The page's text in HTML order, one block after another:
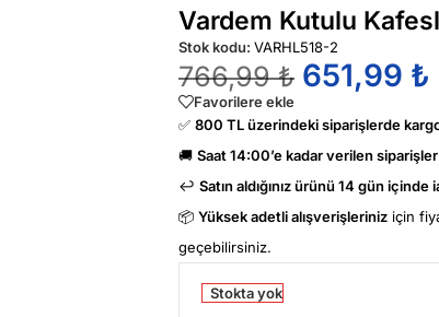
Vardem Kutulu
Stok kodu: VARHL518-2
766,99₺ 651,99 ₺
Favorilere ekle
✅ 800 TL üzerindeki siparişlerde
🚚 Saat 14:00’e kadar verilen siparişler
↩️ Satın aldığınız ürünü 14 gün
📦 Yüksek adetli alışverişleriniz için
geçebilirsiniz.
Stokta yok